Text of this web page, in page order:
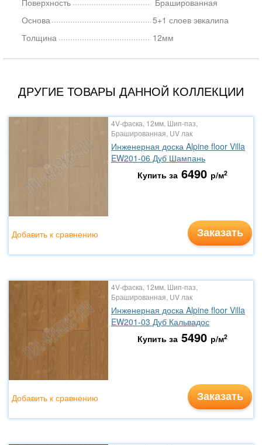
Поверхность
Брашированная
Основа
5+1 слоев эвкалипа
Толщина
12мм
ДРУГИЕ ТОВАРЫ ДАННОЙ КОЛЛЕКЦИИ
4V-фаска, 12мм, Шип-паз,
Брашированная, UV лак
Инженерная доска Alpine floor Villa
EW201-06 Дуб Шампань
Купить за 6490 р/м2
Заказать
Добавить к сравнению
4V-фаска, 12мм, Шип-паз,
Брашированная, UV лак
Инженерная доска Alpine floor Villa
EW201-03 Дуб Кальвадос
Купить за 5490 р/м2
Заказать
Добавить к сравнению